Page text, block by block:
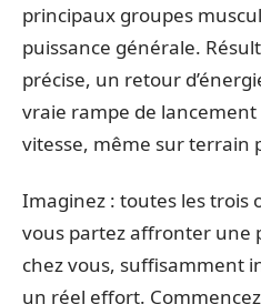
principaux groupes
puissance générale.
précise, un retour
vraie rampe de
vitesse, même sur terrain
Imaginez : toutes les trois
vous partez affronter une
chez vous, suffisamment
un réel effort.